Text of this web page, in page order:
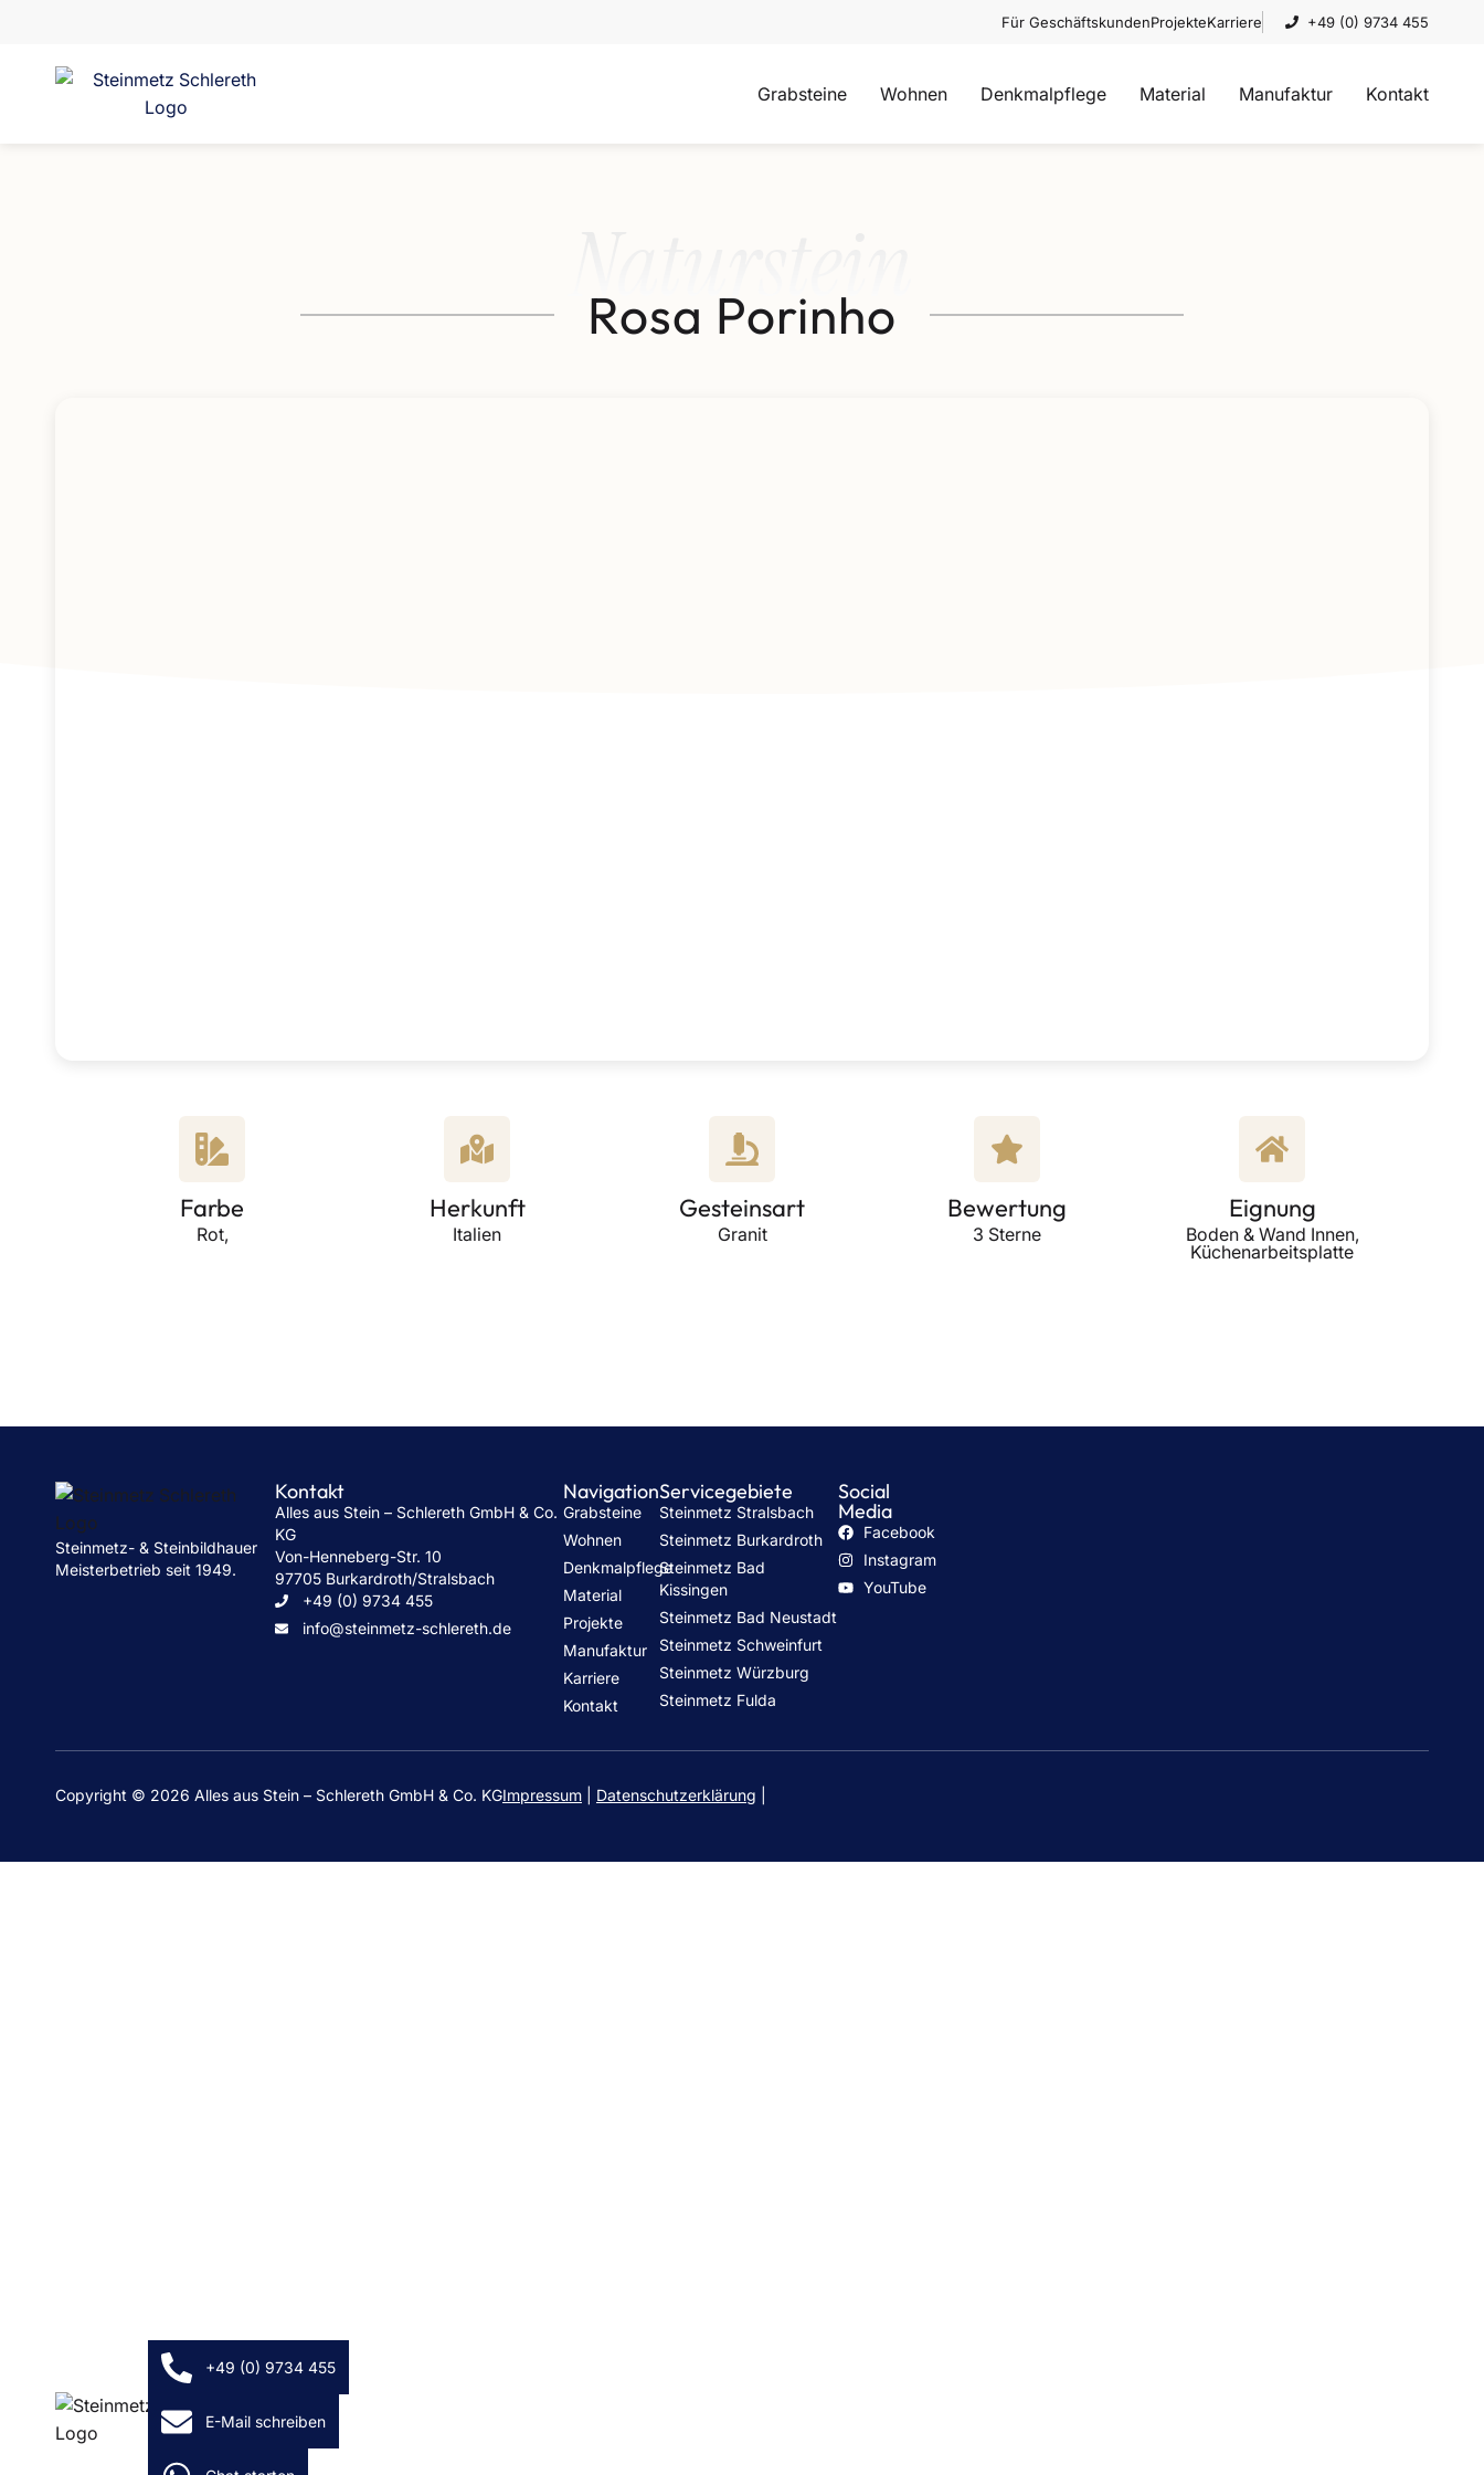
Für GeschäftskundenProjekteKarriere +49 (0) 9734 455
Grabsteine Wohnen Denkmalpflege Material Manufaktur Kontakt
Naturstein
Rosa Porinho
Farbe
Rot,
Herkunft
Italien
Gesteinsart
Granit
Bewertung
3 Sterne
Eignung
Boden & Wand Innen,
Küchenarbeitsplatte
Steinmetz- & Steinbildhauer
Meisterbetrieb seit 1949.
Kontakt
Alles aus Stein – Schlereth GmbH & Co.
KG
Von-Henneberg-Str. 10
97705 Burkardroth/Stralsbach
+49 (0) 9734 455
info@steinmetz-schlereth.de
Navigation
Grabsteine
Wohnen
Denkmalpflege
Material
Projekte
Manufaktur
Karriere
Kontakt
Servicegebiete
Steinmetz Stralsbach
Steinmetz Burkardroth
Steinmetz Bad
Kissingen
Steinmetz Bad Neustadt
Steinmetz Schweinfurt
Steinmetz Würzburg
Steinmetz Fulda
Social
Media
Facebook
Instagram
YouTube
Copyright © 2026 Alles aus Stein – Schlereth GmbH & Co. KGImpressum Datenschutzerklärung
Datenschutzerklärung
+49 (0) 9734 455
E-Mail schreiben